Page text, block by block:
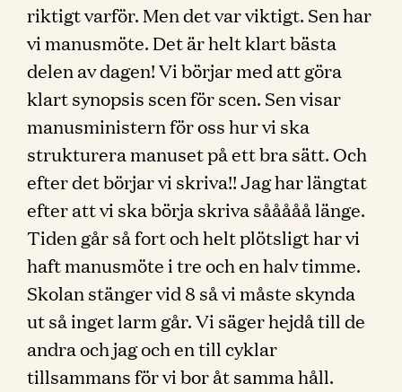
riktigt varför. Men det var viktigt. Sen har
vi manusmöte. Det är helt klart bästa
delen av dagen! Vi börjar med att göra
klart synopsis scen för scen. Sen visar
manusministern för oss hur vi ska
strukturera manuset på ett bra sätt. Och
efter det börjar vi skriva!! Jag har längtat
efter att vi ska börja skriva sååååå länge.
Tiden går så fort och helt plötsligt har vi
haft manusmöte i tre och en halv timme.
Skolan stänger vid 8 så vi måste skynda
ut så inget larm går. Vi säger hejdå till de
andra och jag och en till cyklar
tillsammans för vi bor åt samma håll.